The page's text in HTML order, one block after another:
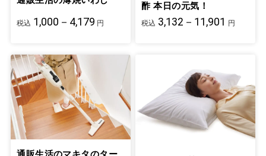
税込 1,000－4,179 円
酢 本日の元気！
税込 3,132－11,901 円